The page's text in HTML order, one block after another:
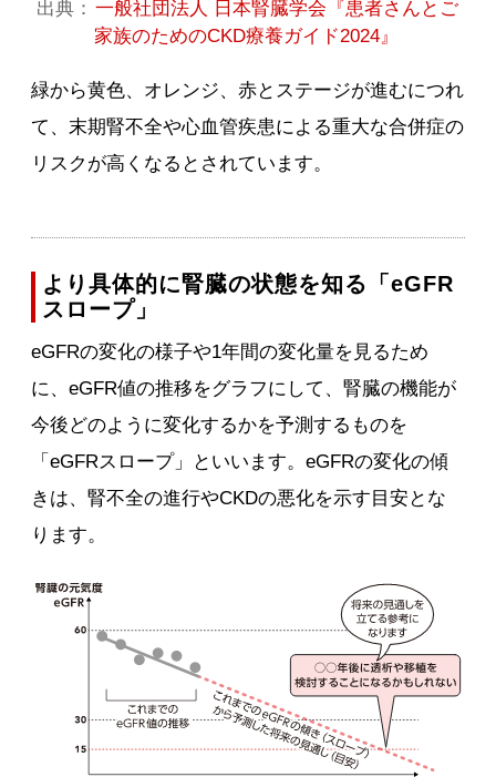
出典： 一般社団法人 日本腎臓学会『患者さんとご
家族のためのCKD療養ガイド2024』
緑から黄色、オレンジ、赤とステージが進むにつれ
て、末期腎不全や心血管疾患による重大な合併症の
リスクが高くなるとされています。
より具体的に腎臓の状態を知る「eGFR
スロープ」
eGFRの変化の様子や1年間の変化量を見るため
に、eGFR値の推移をグラフにして、腎臓の機能が
今後どのように変化するかを予測するものを
「eGFRスロープ」といいます。eGFRの変化の傾
きは、腎不全の進行やCKDの悪化を示す目安とな
ります。